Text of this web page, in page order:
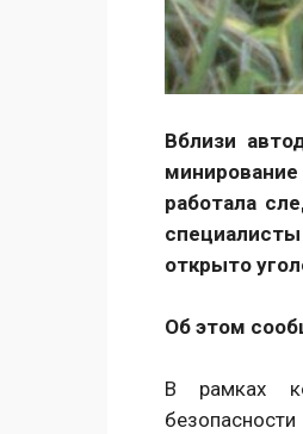
Вблизи
работала
открыто
Об этом
В рамках